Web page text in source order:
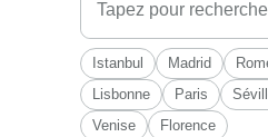
Istanbul Madrid
Lisbonne
Paris
Venise
Florence